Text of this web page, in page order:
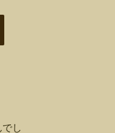
し